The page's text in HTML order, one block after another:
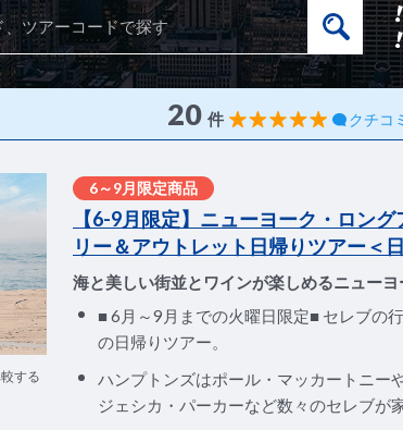
20 件 クチコ
6～9月限定商品
【6-9月限定】ニューヨーク・ロン
リー＆アウトレット日帰りツアー＜
海と美しい街並とワインが楽しめるニュー
■ 6月～9月までの火曜日限定■ セレブの
の日帰りツアー。
ハンプトンズはポール・マッカートニー
ジェシカ・パーカーなど数々のセレブが